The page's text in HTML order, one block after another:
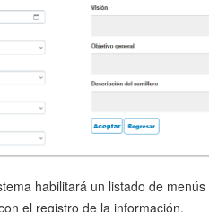
habilitará un listado de
el registro de la información.